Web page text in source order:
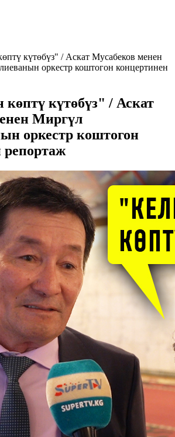
күтөбүз" / Аскат Мусабеков менен
оркестр коштогон концертинен
күтөбүз" / Аскат
Миргүл
оркестр коштогон
репортаж